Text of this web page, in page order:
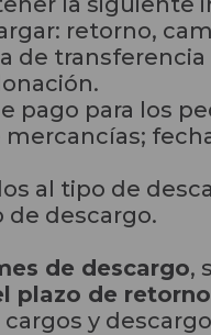
retorno,
de
pago para los
al tipo de
de descargo.
de descargo,
plazo de retorno
y